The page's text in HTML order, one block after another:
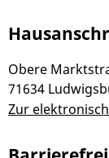
Obere
71634
Zur